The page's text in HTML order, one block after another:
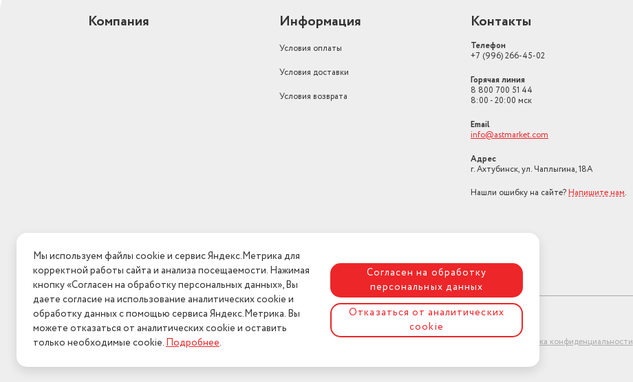
Компания Информация
Условия оплаты
Условия доставки
Условия возврата
Контакты
Телефон
+7 (996) 266-45-02
Горячая линия
8 800 700 51 44
8:00 - 20:00 мск
Email
info@astmarket.com
Адрес
г. Ахтубинск, ул. Чаплыгина, 18А
Нашли ошибку на сайте? Напишите нам.
Политика конфиденциальности
Мы используем файлы cookie и сервис Яндекс.Метрика для
корректной работы сайта и анализа посещаемости. Нажимая
кнопку «Согласен на обработку персональных данных», Вы
даете согласие на использование аналитических cookie и
обработку данных с помощью сервиса Яндекс.Метрика. Вы
можете отказаться от аналитических cookie и оставить
только необходимые cookie.Подробнее.
Согласен на обработку
персональных данных
Отказаться от аналитических
cookie